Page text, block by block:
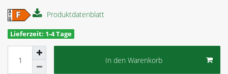
Produktdatenblatt
Lieferzeit: 1-4 Tage
In den Warenkorb